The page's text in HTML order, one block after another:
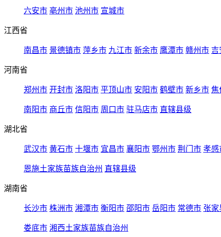
六安市 亳州市 池州市 宣城市
江西省
南昌市 景德镇市 萍乡市 九江市 新余市 鹰潭市 赣州市 吉
河南省
郑州市 开封市 洛阳市 平顶山市 安阳市 鹤壁市 新乡市 焦
南阳市 商丘市 信阳市 周口市 驻马店市 直辖县级
湖北省
武汉市 黄石市 十堰市 宜昌市 襄阳市 鄂州市 荆门市 孝感
恩施土家族苗族自治州 直辖县级
湖南省
长沙市 株洲市 湘潭市 衡阳市 邵阳市 岳阳市 常德市 张家
娄底市 湘西土家族苗族自治州